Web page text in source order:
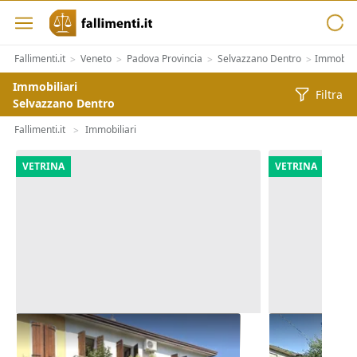
Fallimenti.it > Veneto > Padova Provincia > Selvazzano Dentro >
Immobiliari
Selvazzano Dentro
Filtra
Fallimenti.it > Immobiliari
VETRINA
Asta Abitazione cielo terra con
cortile e cantina
VETRINA
Asta Casa